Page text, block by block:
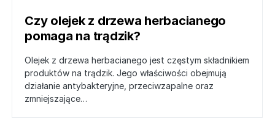
Czy olejek z drzewa herbacianego
pomaga na trądzik?
Olejek z drzewa herbacianego jest częstym składnikiem
produktów na trądzik. Jego właściwości obejmują
działanie antybakteryjne, przeciwzapalne oraz
zmniejszające…